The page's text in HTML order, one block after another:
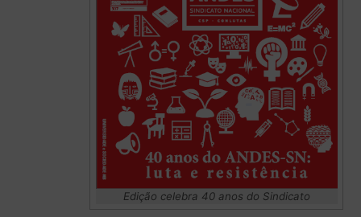
Edição celebra 40 anos do Sindicato